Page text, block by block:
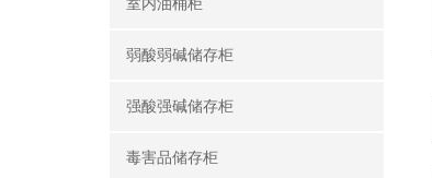
室内油桶柜
弱酸弱碱储存柜
强酸强碱储存柜
毒害品储存柜